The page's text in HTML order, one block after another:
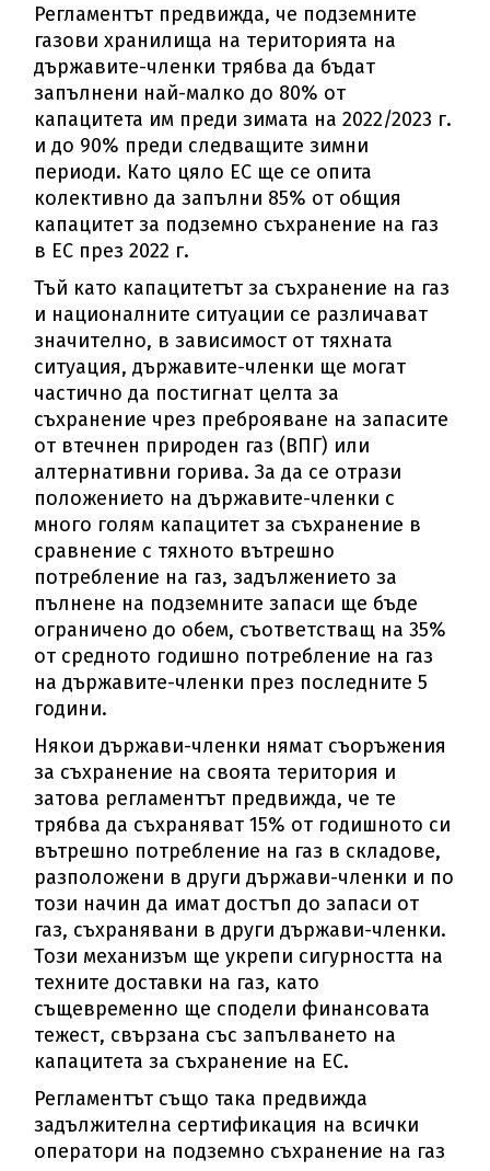
Регламентът предвижда, че подземните
газови хранилища на територията на
държавите-членки трябва да бъдат
запълнени най-малко до 80% от
капацитета им преди зимата на 2022/2023 г.
и до 90% преди следващите зимни
периоди. Като цяло ЕС ще се опита
колективно да запълни 85% от общия
капацитет за подземно съхранение на газ
в ЕС през 2022 г.
Тъй като капацитетът за съхранение на газ
и националните ситуации се различават
значително, в зависимост от тяхната
ситуация, държавите-членки ще могат
частично да постигнат целта за
съхранение чрез преброяване на запасите
от втечнен природен газ (ВПГ) или
алтернативни горива. За да се отрази
положението на държавите-членки с
много голям капацитет за съхранение в
сравнение с тяхното вътрешно
потребление на газ, задължението за
пълнене на подземните запаси ще бъде
ограничено до обем, съответстващ на 35%
от средното годишно потребление на газ
на държавите-членки през последните 5
години.
Някои държави-членки нямат съоръжения
за съхранение на своята територия и
затова регламентът предвижда, че те
трябва да съхраняват 15% от годишното си
вътрешно потребление на газ в складове,
разположени в други държави-членки и по
този начин да имат достъп до запаси от
газ, съхранявани в други държави-членки.
Този механизъм ще укрепи сигурността на
техните доставки на газ, като
същевременно ще сподели финансовата
тежест, свързана със запълването на
капацитета за съхранение на ЕС.
Регламентът също така предвижда
задължителна сертификация на всички
оператори на подземно съхранение на газ